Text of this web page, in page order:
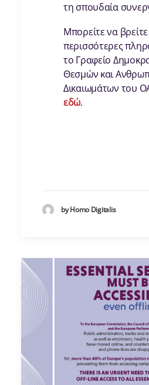
τη σπουδαία
Μπορείτε να βρείτε
περισσότερες
το Γραφείο
Θεσμών και
Δικαιωμάτων του
εδώ.
by Homo Digitalis